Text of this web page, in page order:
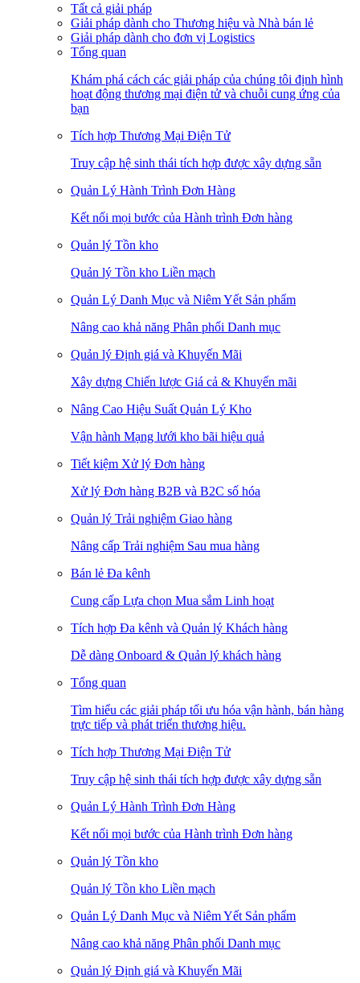
Tất cả giải pháp
Giải pháp dành cho Thương hiệu và Nhà bán lẻ
Giải pháp dành cho đơn vị Logistics
Tổng quan
Khám phá cách các giải pháp của chúng tôi định hình
hoạt động thương mại điện tử và chuỗi cung ứng của
bạn
Tích hợp Thương Mại Điện Tử
Truy cập hệ sinh thái tích hợp được xây dựng sẵn
Quản Lý Hành Trình Đơn Hàng
Kết nối mọi bước của Hành trình Đơn hàng
Quản lý Tồn kho
Quản lý Tồn kho Liền mạch
Quản Lý Danh Mục và Niêm Yết Sản phẩm
Nâng cao khả năng Phân phối Danh mục
Quản lý Định giá và Khuyến Mãi
Xây dựng Chiến lược Giá cả & Khuyến mãi
Nâng Cao Hiệu Suất Quản Lý Kho
Vận hành Mạng lưới kho bãi hiệu quả
Tiết kiệm Xử lý Đơn hàng
Xử lý Đơn hàng B2B và B2C số hóa
Quản lý Trải nghiệm Giao hàng
Nâng cấp Trải nghiệm Sau mua hàng
Bán lẻ Đa kênh
Cung cấp Lựa chọn Mua sắm Linh hoạt
Tích hợp Đa kênh và Quản lý Khách hàng
Dễ dàng Onboard & Quản lý khách hàng
Tổng quan
Tìm hiểu các giải pháp tối ưu hóa vận hành, bán hàng
trực tiếp và phát triển thương hiệu.
Tích hợp Thương Mại Điện Tử
Truy cập hệ sinh thái tích hợp được xây dựng sẵn
Quản Lý Hành Trình Đơn Hàng
Kết nối mọi bước của Hành trình Đơn hàng
Quản lý Tồn kho
Quản lý Tồn kho Liền mạch
Quản Lý Danh Mục và Niêm Yết Sản phẩm
Nâng cao khả năng Phân phối Danh mục
Quản lý Định giá và Khuyến Mãi